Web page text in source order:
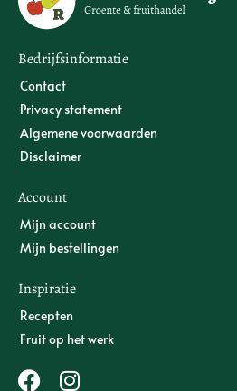
Bedrijfsinformatie
Contact
Privacy statement
Algemene voorwaarden
Disclaimer
Account
Mijn account
Mijn bestellingen
Inspiratie
Recepten
Fruit op het werk